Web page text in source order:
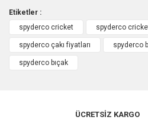
Bu ürüne ilk
Etiketler :
spyderco cricket
spyderco
spyderco çakı fiyatları spyderco
spyderco bıçak
ÜCRETSİZ KARGO